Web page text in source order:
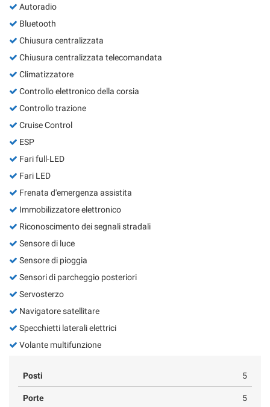
Autoradio
Bluetooth
Chiusura centralizzata
Chiusura centralizzata telecomandata
Climatizzatore
Controllo elettronico della corsia
Controllo trazione
Cruise Control
ESP
Fari full-LED
Fari LED
Frenata d'emergenza assistita
Immobilizzatore elettronico
Riconoscimento dei segnali stradali
Sensore di luce
Sensore di pioggia
Sensori di parcheggio posteriori
Servosterzo
Navigatore satellitare
Specchietti laterali elettrici
Volante multifunzione
Posti 5
Porte 5